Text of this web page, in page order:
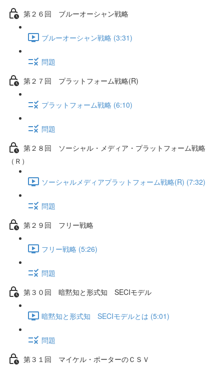
第２６回 ブルーオーシャン戦略
ブルーオーシャン戦略 (3:31)
問題
第２７回 プラットフォーム戦略(R)
プラットフォーム戦略 (6:10)
問題
第２８回 ソーシャル・メディア・プラットフォーム戦略
（Ｒ）
ソーシャルメディアプラットフォーム戦略(R) (7:32)
問題
第２９回 フリー戦略
フリー戦略 (5:26)
問題
第３０回 暗黙知と形式知 SECIモデル
暗黙知と形式知 SECIモデルとは (5:01)
問題
第３１回 マイケル・ポーターのＣＳＶ